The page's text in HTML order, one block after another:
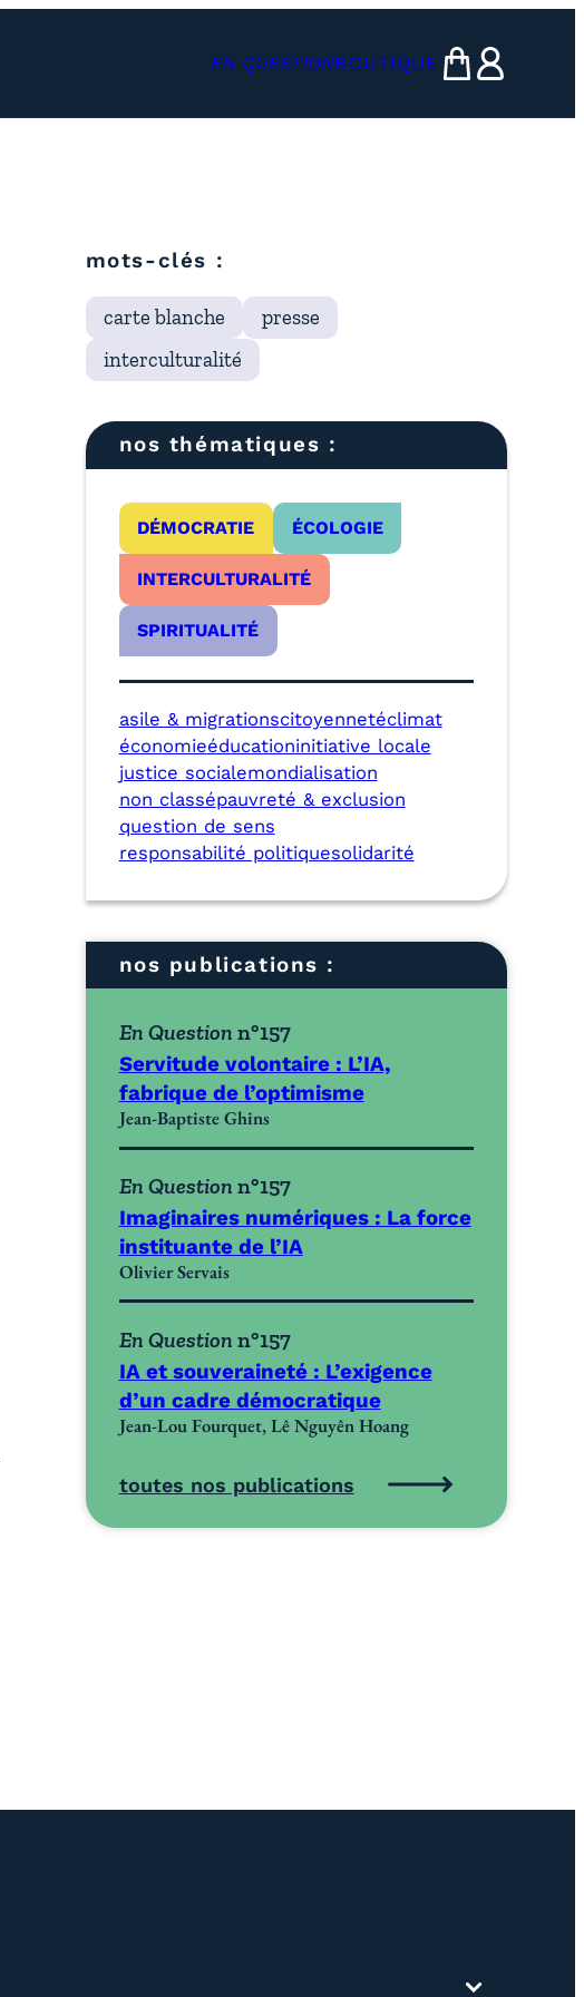
EN QUESTIONBOUTIQUE
mon panier
ma compte
mots-clés :
carte blanche
presse
interculturalité
nos thématiques :
DÉMOCRATIE ÉCOLOGIE
INTERCULTURALITÉ
SPIRITUALITÉ
asile & migrationscitoyennetéclimat
économieéducationinitiative locale
justice socialemondialisation
non classépauvreté & exclusion
question de sens
responsabilité politiquesolidarité
nos publications :
Servitude volontaire : L’IA,
fabrique de l’optimisme
En Question n°157
Jean-Baptiste Ghins
Imaginaires numériques : La force
instituante de l’IA
En Question n°157
Olivier Servais
IA et souveraineté : L’exigence
d’un cadre démocratique
En Question n°157
Jean-Lou Fourquet, Lê Nguyên Hoang
toutes nos publications